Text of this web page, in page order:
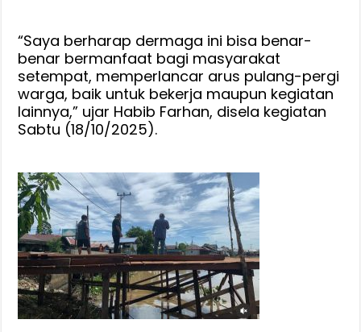
“Saya berharap dermaga ini bisa benar-
benar bermanfaat bagi masyarakat
setempat, memperlancar arus pulang-pergi
warga, baik untuk bekerja maupun kegiatan
lainnya,” ujar Habib Farhan, disela kegiatan
Sabtu (18/10/2025).